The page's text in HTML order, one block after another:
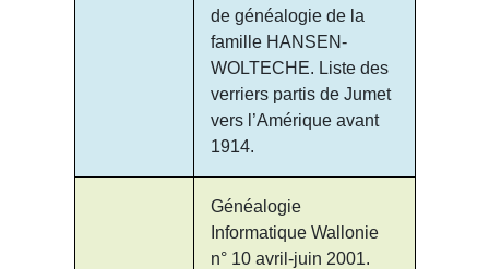
de généalogie de la
famille HANSEN-
WOLTECHE. Liste des
verriers partis de Jumet
vers l’Amérique avant
1914.
Généalogie
Informatique Wallonie
n° 10 avril-juin 2001.